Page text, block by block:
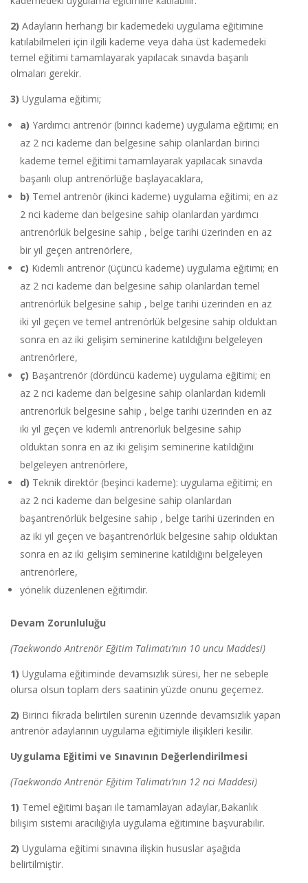
2) Adayların herhangi bir kademedeki uygulama eğitimine
katılabilmeleri için ilgili kademe veya daha üst kademedeki
temel eğitimi tamamlayarak yapılacak sınavda başarılı
olmaları gerekir.
3) Uygulama eğitimi;
a) Yardımcı antrenör (birinci kademe) uygulama eğitimi; en
az 2 nci kademe dan belgesine sahip olanlardan birinci
kademe temel eğitimi tamamlayarak yapılacak sınavda
başarılı olup antrenörlüğe başlayacaklara,
b) Temel antrenör (ikinci kademe) uygulama eğitimi; en az
2 nci kademe dan belgesine sahip olanlardan yardımcı
antrenörlük belgesine sahip , belge tarihi üzerinden en az
bir yıl geçen antrenörlere,
c) Kıdemli antrenör (üçüncü kademe) uygulama eğitimi; en
az 2 nci kademe dan belgesine sahip olanlardan temel
antrenörlük belgesine sahip , belge tarihi üzerinden en az
iki yıl geçen ve temel antrenörlük belgesine sahip olduktan
sonra en az iki gelişim seminerine katıldığını belgeleyen
antrenörlere,
ç) Başantrenör (dördüncü kademe) uygulama eğitimi; en
az 2 nci kademe dan belgesine sahip olanlardan kıdemli
antrenörlük belgesine sahip , belge tarihi üzerinden en az
iki yıl geçen ve kıdemli antrenörlük belgesine sahip
olduktan sonra en az iki gelişim seminerine katıldığını
belgeleyen antrenörlere,
d) Teknik direktör (beşinci kademe): uygulama eğitimi; en
az 2 nci kademe dan belgesine sahip olanlardan
başantrenörlük belgesine sahip , belge tarihi üzerinden en
az iki yıl geçen ve başantrenörlük belgesine sahip olduktan
sonra en az iki gelişim seminerine katıldığını belgeleyen
antrenörlere,
yönelik düzenlenen eğitimdir.
Devam Zorunluluğu
(Taekwondo Antrenör Eğitim Talimatı’nın 10 uncu Maddesi)
1) Uygulama eğitiminde devamsızlık süresi, her ne sebeple
olursa olsun toplam ders saatinin yüzde onunu geçemez.
2) Birinci fıkrada belirtilen sürenin üzerinde devamsızlık yapan
antrenör adaylarının uygulama eğitimiyle ilişikleri kesilir.
Uygulama Eğitimi ve Sınavının Değerlendirilmesi
(Taekwondo Antrenör Eğitim Talimatı’nın 12 nci Maddesi)
1) Temel eğitimi başarı ile tamamlayan adaylar,Bakanlık
bilişim sistemi aracılığıyla uygulama eğitimine başvurabilir.
2) Uygulama eğitimi sınavına ilişkin hususlar aşağıda
belirtilmiştir.